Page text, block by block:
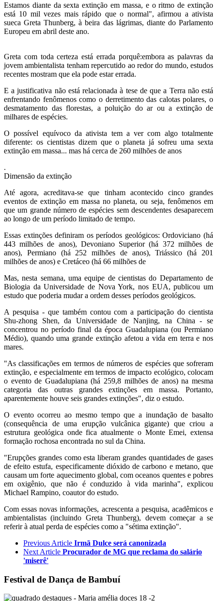
Estamos diante da sexta extinção em massa, e o ritmo de extinção
está 10 mil vezes mais rápido que o normal", afirmou a ativista
sueca Greta Thunberg, à beira das lágrimas, diante do Parlamento
Europeu em abril deste ano.
Greta com toda certeza está errada porquê:embora as palavras da
jovem ambientalista tenham repercutido ao redor do mundo, estudos
recentes mostram que ela pode estar errada.
E a justificativa não está relacionada à tese de que a Terra não está
enfrentando fenômenos como o derretimento das calotas polares, o
desmatamento das florestas, a poluição do ar ou a extinção de
milhares de espécies.
O possível equívoco da ativista tem a ver com algo totalmente
diferente: os cientistas dizem que o planeta já sofreu uma sexta
extinção em massa... mas há cerca de 260 milhões de anos
.
Dimensão da extinção
Até agora, acreditava-se que tinham acontecido cinco grandes
eventos de extinção em massa no planeta, ou seja, fenômenos em
que um grande número de espécies sem descendentes desaparecem
ao longo de um período limitado de tempo.
Essas extinções definiram os períodos geológicos: Ordoviciano (há
443 milhões de anos), Devoniano Superior (há 372 milhões de
anos), Permiano (há 252 milhões de anos), Triássico (há 201
milhões de anos) e Cretáceo (há 66 milhões de
Mas, nesta semana, uma equipe de cientistas do Departamento de
Biologia da Universidade de Nova York, nos EUA, publicou um
estudo que poderia mudar a ordem desses períodos geológicos.
A pesquisa - que também contou com a participação do cientista
Shu-zhong Shen, da Universidade de Nanjing, na China - se
concentrou no período final da época Guadalupiana (ou Permiano
Médio), quando uma grande extinção afetou a vida em terra e nos
mares.
"As classificações em termos de números de espécies que sofreram
extinção, e especialmente em termos de impacto ecológico, colocam
o evento de Guadalupiana (há 259,8 milhões de anos) na mesma
categoria das outras grandes extinções em massa. Portanto,
aparentemente houve seis grandes extinções", diz o estudo.
O evento ocorreu ao mesmo tempo que a inundação de basalto
(consequência de uma erupção vulcânica gigante) que criou a
estrutura geológica onde fica atualmente o Monte Emei, extensa
formação rochosa encontrada no sul da China.
"Erupções grandes como esta liberam grandes quantidades de gases
de efeito estufa, especificamente dióxido de carbono e metano, que
causam um forte aquecimento global, com oceanos quentes e pobres
em oxigênio, que não é conduzido à vida marinha", explicou
Michael Rampino, coautor do estudo.
Com essas novas informações, acrescenta a pesquisa, acadêmicos e
ambientalistas (incluindo Greta Thunberg), devem começar a se
referir à atual perda de espécies como a "sétima extinção".
Previous Article Irmã Dulce será canonizada
Next Article Procurador de MG que reclama do salário
'miserê'
Festival de Dança de Bambuí